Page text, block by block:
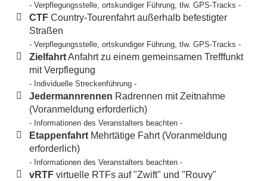
- Verpflegungsstelle, ortskundiger Führung, tlw. GPS-Tracks -
CTF Country-Tourenfahrt außerhalb befestigter
Straßen
- Verpflegungsstelle, ortskundiger Führung, tlw. GPS-Tracks -
ZielfahrtAnfahrt zu einem gemeinsamen Trefffunkt
mit Verpflegung
- Individuelle Streckenführung -
Jedermannrennen Radrennen mit Zeitnahme
(Voranmeldung erforderlich)
- Informationen des Veranstalters beachten -
Etappenfahrt Mehrtätige Fahrt (Voranmeldung
erforderlich)
- Informationen des Veranstalters beachten -
vRTF virtuelle RTFs auf "Zwift" und "Rouvy"